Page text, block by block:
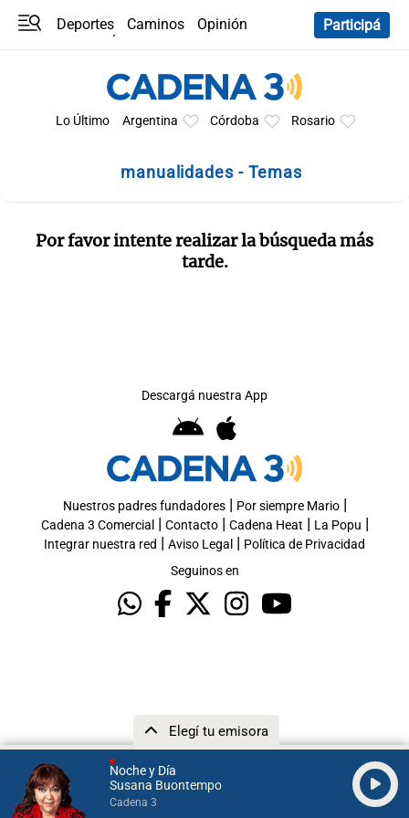
Noche y Día
Susana Buontempo
Cadena 3
Elegí tu emisora
Deportes Caminos
Opinión
Participá
Lo Último Argentina Córdoba Rosario
manualidades - Temas
Por favor intente realizar la búsqueda más
tarde.
Descargá nuestra App
Nuestros padres fundadores| Por siempre Mario|
Cadena 3 Comercial | Contacto| Cadena Heat | La Popu |
Integrar nuestra red | Aviso Legal | Política de Privacidad
Seguinos en